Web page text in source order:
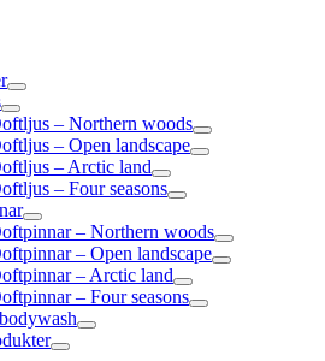
– Northern woods
– Open landscape
– Arctic land
– Four seasons
– Northern woods
– Open landscape
– Arctic land
– Four seasons